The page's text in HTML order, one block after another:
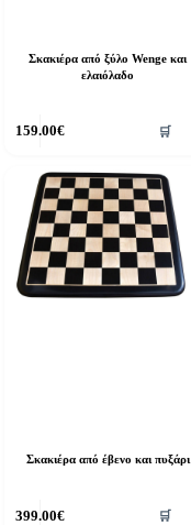
Σκακιέρα από ξύλο Wenge και
ελαιόλαδο
159.00€ 🛒
Σκακιέρα από έβενο και πυξάρι
399.00€ 🛒